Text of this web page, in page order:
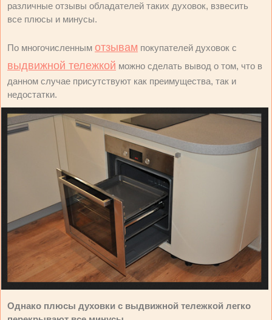
различные отзывы обладателей таких духовок, взвесить
все плюсы и минусы.
По многочисленным отзывам покупателей духовок с
выдвижной тележкой можно сделать вывод о том, что в
данном случае присутствуют как преимущества, так и
недостатки.
Однако плюсы духовки с выдвижной тележкой легко